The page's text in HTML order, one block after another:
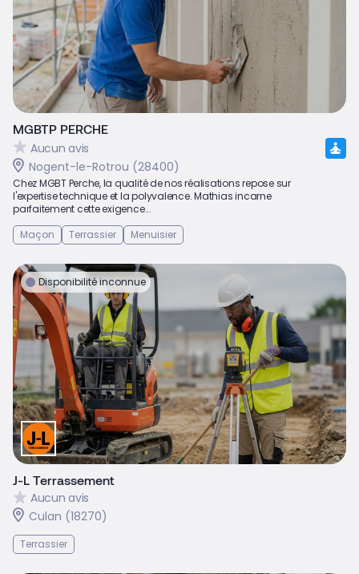
MGBTP PERCHE
Aucun avis
Nogent-le-Rotrou (28400)
Chez MGBT Perche, la qualité de nos réalisations repose sur
l'expertise technique et la polyvalence. Mathias incarne
parfaitement cette exigence...
Maçon
Terrassier Menuisier
Disponibilité inconnue
J-L Terrassement
Aucun avis
Culan (18270)
Terrassier